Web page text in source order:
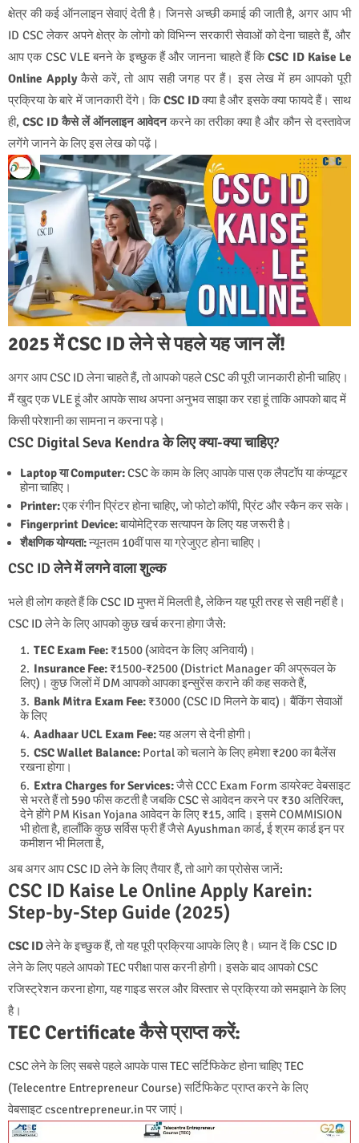
क्षेत्र की कई ऑनलाइन सेवाएं देती है। जिनसे अच्छी कमाई की जाती है, अगर आप भी
ID CSC लेकर अपने क्षेत्र के लोगो को विभिन्न सरकारी सेवाओं को देना चाहते हैं, और
आप एक CSC VLE बनने के इच्छुक हैं और जानना चाहते हैं किCSC ID Kaise Le
Online Applyकैसे करें, तो आप सही जगह पर हैं। इस लेख में हम आपको पूरी
प्रक्रिया के बारे में जानकारी देंगे। किCSC IDक्या है और इसके क्या फायदे हैं। साथ
ही, CSC ID कैसे लें ऑनलाइन आवेदनकरने का तरीका क्या है और कौन से दस्तावेज
लगेंगे जानने के लिए इस लेख को पढ़ें।
2025 में CSC ID लेने से पहले यह जान लें!
अगर आप CSC ID लेना चाहते हैं, तो आपको पहले CSC की पूरी जानकारी होनी चाहिए।
मैं खुद एक VLE हूं और आपके साथ अपना अनुभव साझा कर रहा हूं ताकि आपको बाद में
किसी परेशानी का सामना न करना पड़े।
CSC Digital Seva Kendra के लिए क्या-क्या चाहिए?
Laptop या Computer:CSC के काम के लिए आपके पास एक लैपटॉप या कंप्यूटर
होना चाहिए।
Printer:एक रंगीन प्रिंटर होना चाहिए, जो फोटो कॉपी, प्रिंट और स्कैन कर सके।
Fingerprint Device:बायोमेट्रिक सत्यापन के लिए यह जरूरी है।
शैक्षणिक योग्यता:न्यूनतम 10वीं पास या ग्रेजुएट होना चाहिए।
CSC ID लेने में लगने वाला शुल्क
भले ही लोग कहते हैं कि CSC ID मुफ्त में मिलती है, लेकिन यह पूरी तरह से सही नहीं है।
CSC ID लेने के लिए आपको कुछ खर्च करना होगा जैसे:
TEC Exam Fee:₹1500 (आवेदन के लिए अनिवार्य)।
Insurance Fee:₹1500-₹2500 (District Manager की अप्रूवल के
लिए)। कुछ जिलों में DM आपको आपका इन्सुरेंस कराने की कह सकते हैं,
Bank Mitra Exam Fee:₹3000 (CSC ID मिलने के बाद)। बैंकिंग सेवाओं
के लिए
Aadhaar UCL Exam Fee:यह अलग से देनी होगी।
CSC Wallet Balance: Portal को चलाने के लिए हमेशा ₹200 का बैलेंस
रखना होगा।
Extra Charges for Services:जैसे CCC Exam Form डायरेक्ट वेबसाइट
से भरते हैं तो 590 फीस कटती है जबकि CSC से आवेदन करने पर ₹30 अतिरिक्त,
देने होंगे PM Kisan Yojana आवेदन के लिए ₹15, आदि। इसमे COMMISION
भी होता है, हालाँकि कुछ सर्विस फ्री हैं जैसे Ayushman कार्ड, ई श्रम कार्ड इन पर
कमीशन भी मिलता है,
अब अगर आप CSC ID लेने के लिए तैयार हैं, तो आगे का प्रोसेस जानें:
CSC ID Kaise Le Online Apply Karein:
Step-by-Step Guide (2025)
CSC IDलेने के इच्छुक हैं, तो यह पूरी प्रक्रिया आपके लिए है। ध्यान दें कि CSC ID
लेने के लिए पहले आपको TEC परीक्षा पास करनी होगी। इसके बाद आपको CSC
रजिस्ट्रेशन करना होगा, यह गाइड सरल और विस्तार से प्रक्रिया को समझाने के लिए
है।
TEC Certificate कैसे प्राप्त करें:
CSC लेने के लिए सबसे पहले आपके पास TEC सर्टिफिकेट होना चाहिए TEC
(Telecentre Entrepreneur Course) सर्टिफिकेट प्राप्त करने के लिए
वेबसाइट cscentrepreneur.in पर जाएं।